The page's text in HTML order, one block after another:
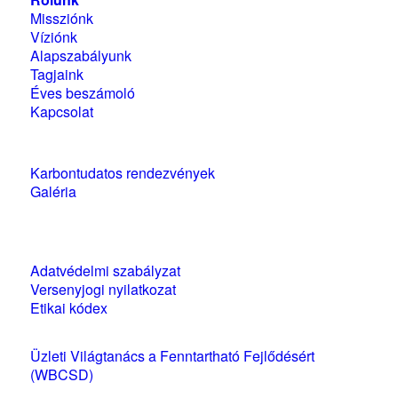
Missziónk
Víziónk
Alapszabályunk
Tagjaink
Éves beszámoló
Kapcsolat
Karbontudatos rendezvények
Galéria
Adatvédelmi szabályzat
Versenyjogi nyilatkozat
Etikai kódex
Üzleti Világtanács a Fenntartható Fejlődésért
(WBCSD)